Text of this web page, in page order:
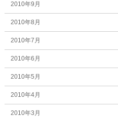
2010年9月
2010年8月
2010年7月
2010年6月
2010年5月
2010年4月
2010年3月